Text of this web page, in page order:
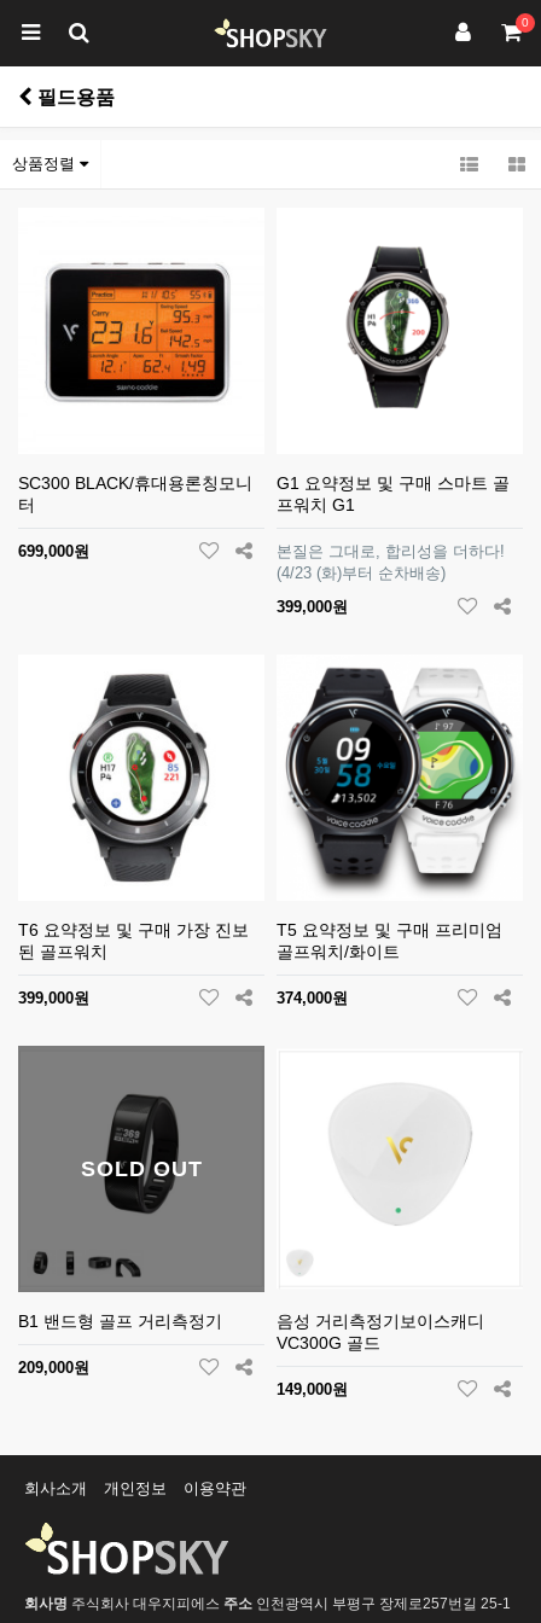
0
필드용품
상품정렬
SC300 BLACK/휴대용론칭모니
터
699,000원
G1 요약정보 및 구매 스마트 골
프워치 G1
본질은 그대로, 합리성을 더하다!
(4/23 (화)부터 순차배송)
399,000원
T6 요약정보 및 구매 가장 진보
된 골프워치
399,000원
T5 요약정보 및 구매 프리미엄
골프워치/화이트
374,000원
SOLD OUT
B1 밴드형 골프 거리측정기
209,000원
음성 거리측정기보이스캐디
VC300G 골드
149,000원
회사소개 개인정보 이용약관
회사명 주식회사 대우지피에스 주소 인천광역시 부평구 장제로257번길 25-1